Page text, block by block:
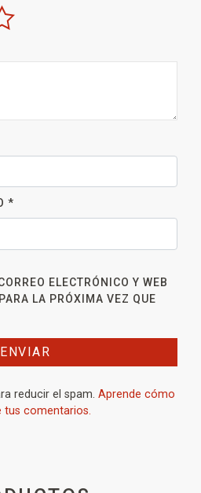
*
ELECTRÓNICO Y WEB
LA PRÓXIMA VEZ QUE
reducir el spam. Aprende cómo
tus comentarios.